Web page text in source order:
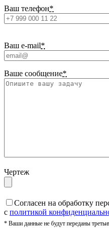
Ваш телефон*
Ваш e-mail*
Ваше сообщение*
Чертеж
Cогласен на обработку
с политикой
* Ваши данные не будут переданы